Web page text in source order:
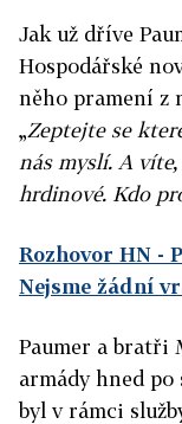
Jak už dříve
Hospodářské
něho pramení z
„Zeptejte se
nás myslí. A
hrdinové. Kdo
Rozhovor HN -
Nejsme žádní
Paumer a bratři
armády hned po
byl v rámci